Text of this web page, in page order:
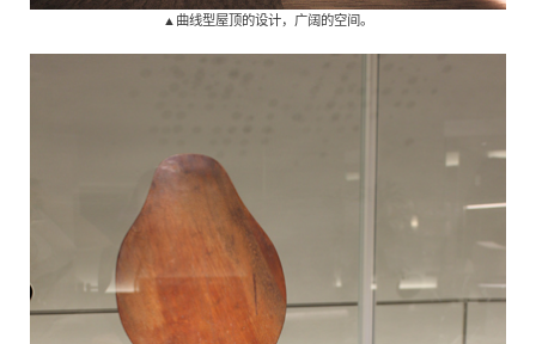
▲曲线型屋顶的设计，广阔的空间。